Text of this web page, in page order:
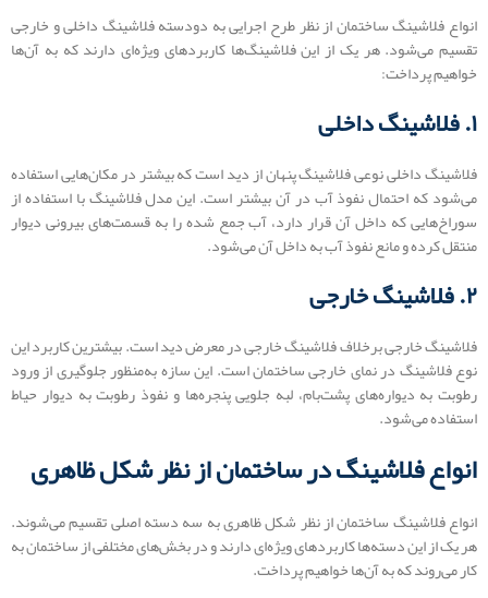
انواع فلاشینگ ساختمان از نظر طرح اجرایی به دودسته فلاشینگ داخلی و خارجی
تقسیم می‌شود. هر یک از این فلاشینگ‌ها کاربردهای ویژه‌ای دارند که به آن‌ها
خواهیم پرداخت:
۱. فلاشینگ داخلی
فلاشینگ داخلی نوعی فلاشینگ پنهان از دید است که بیشتر در مکان‌هایی استفاده
می‌شود که احتمال نفوذ آب در آن بیشتر است. این مدل فلاشینگ با استفاده از
سوراخ‌هایی که داخل آن قرار دارد، آب جمع شده را به قسمت‌های بیرونی دیوار
منتقل کرده و مانع نفوذ آب به داخل آن می‌شود.
۲. فلاشینگ خارجی
فلاشینگ خارجی برخلاف فلاشینگ خارجی در معرض دید است. بیشترین کاربرد این
نوع فلاشینگ در نمای خارجی ساختمان است. این سازه به‌منظور جلوگیری از ورود
رطوبت به دیواره‌های پشت‌بام، لبه جلویی پنجره‌ها و نفوذ رطوبت به دیوار حیاط
استفاده می‌شود.
انواع فلاشینگ در ساختمان از نظر شکل ظاهری
انواع فلاشینگ ساختمان از نظر شکل ظاهری به سه دسته اصلی تقسیم می‌شوند.
هر یک از این دسته‌ها کاربردهای ویژه‌ای دارند و در بخش‌های مختلفی از ساختمان به
کار می‌روند که به آن‌ها خواهیم پرداخت.